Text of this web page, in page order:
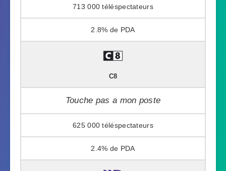
713 000
2.8%
C8
Touche pas a mon poste
625 000
2.4%